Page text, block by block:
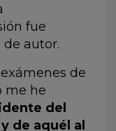
fue
autor.
de
me he
del
de aquél al